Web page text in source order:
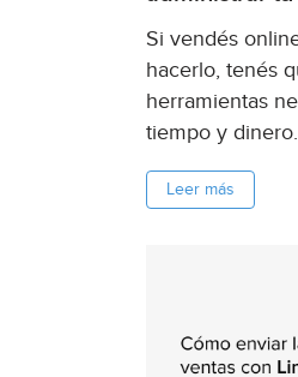
Si vendés
hacerlo, tenés
herramientas
tiempo y
para gestionar
Leer más